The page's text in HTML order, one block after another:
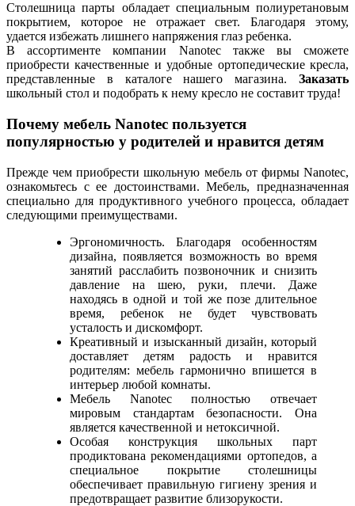
Столешница парты обладает специальным полиуретановым
покрытием, которое не отражает свет. Благодаря этому,
удается избежать лишнего напряжения глаз ребенка.
В ассортименте компании Nanotec также вы сможете
приобрести качественные и удобные ортопедические кресла,
представленные в каталоге нашего магазина. Заказать
школьный стол и подобрать к нему кресло не составит труда!
Почему мебель Nanotec пользуется
популярностью у родителей и нравится детям
Прежде чем приобрести школьную мебель от фирмы Nanotec,
ознакомьтесь с ее достоинствами. Мебель, предназначенная
специально для продуктивного учебного процесса, обладает
следующими преимуществами.
Эргономичность. Благодаря особенностям
дизайна, появляется возможность во время
занятий расслабить позвоночник и снизить
давление на шею, руки, плечи. Даже
находясь в одной и той же позе длительное
время, ребенок не будет чувствовать
усталость и дискомфорт.
Креативный и изысканный дизайн, который
доставляет детям радость и нравится
родителям: мебель гармонично впишется в
интерьер любой комнаты.
Мебель Nanotec полностью отвечает
мировым стандартам безопасности. Она
является качественной и нетоксичной.
Особая конструкция школьных парт
продиктована рекомендациями ортопедов, а
специальное покрытие столешницы
обеспечивает правильную гигиену зрения и
предотвращает развитие близорукости.